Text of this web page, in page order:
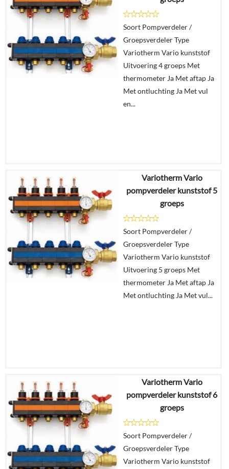
winkelmand
Soort Pompverdeler /
Groepsverdeler Type
Variotherm Vario kunststof
Uitvoering 4 groeps Met
thermometer Ja Met aftap Ja
Met ontluchting Ja Met vul
en...
€914,76
winkelmand
Variotherm Vario
pompverdeler kunststof 5
groeps
Soort Pompverdeler /
Groepsverdeler Type
Variotherm Vario kunststof
Uitvoering 5 groeps Met
thermometer Ja Met aftap Ja
Met ontluchting Ja Met vul...
€954,69
winkelmand
Variotherm Vario
pompverdeler kunststof 6
groeps
Soort Pompverdeler /
Groepsverdeler Type
Variotherm Vario kunststof